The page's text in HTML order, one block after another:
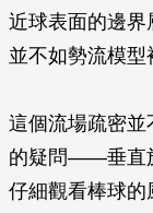
近球表面的邊界
並不如勢流模型
這個流場疏密並
的疑問——垂直
仔細觀看棒球的